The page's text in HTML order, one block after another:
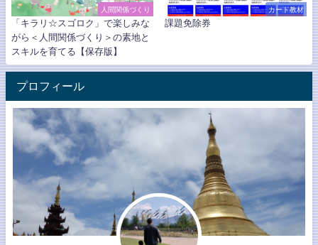
人間関係づくり
「キラリ☆スゴロク」で楽しみな
がら＜人間関係づくり＞の素地と
スキルを育てる【保存版】
カード教材
課題免除券
プロフィール